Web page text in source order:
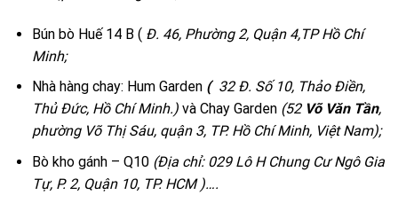
Bún bò Huế 14 B (Đ. 46, Phường 2, Quận 4,TP Hồ Chí
Minh;
Nhà hàng chay: Hum Garden ( 32 Đ. Số 10, Thảo Điền,
Thủ Đức, Hồ Chí Minh.)và Chay Garden (52 Võ Văn Tần,
phường Võ Thị Sáu, quận 3, TP. Hồ Chí Minh, Việt Nam);
Bò kho gánh – Q10 (Địa chỉ: 029 Lô H Chung Cư Ngô Gia
Tự, P. 2, Quận 10, TP. HCM )….